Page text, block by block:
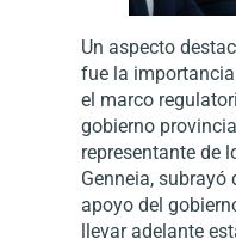
Un aspecto
fue la
el marco
gobierno
representante de
Genneia, subrayó
apoyo del
llevar adelante